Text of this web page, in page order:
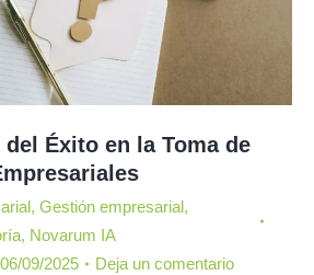
del Éxito en la Toma de
, Gestión empresarial,
, Novarum IA
06/09/2025 Deja un comentario